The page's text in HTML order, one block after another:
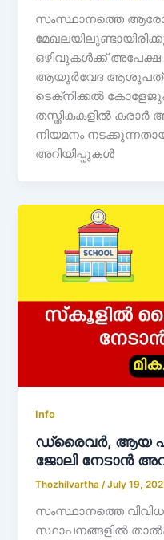
സംസ്ഥാനത്തെ
ഒഴിവുകൾക്ക് അപേക്ഷ
ആയുര്‍വേദ
ടെക്‌നിക്കൽ
തസ്തികകളിൽ കരാർ
നിയമനം
അറിയിപ്പുകൾ
Info
ഡ്രൈവർ, ആയ
ജോലി നേടാൻ
Thozhilvartha/July 19,
സംസ്ഥാനത്തെ
സ്ഥാപനങ്ങളിൽ